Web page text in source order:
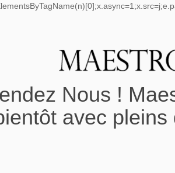
Nous !
avec pleins